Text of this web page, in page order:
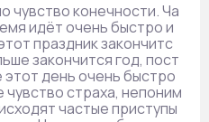
чувство конечности. Ча
идёт очень быстро и
праздник закончитс
закончится год, пост
день очень быстро
страха, непоним
частые приступы